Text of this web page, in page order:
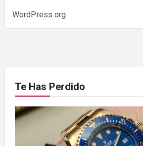
WordPress.org
Te Has Perdido